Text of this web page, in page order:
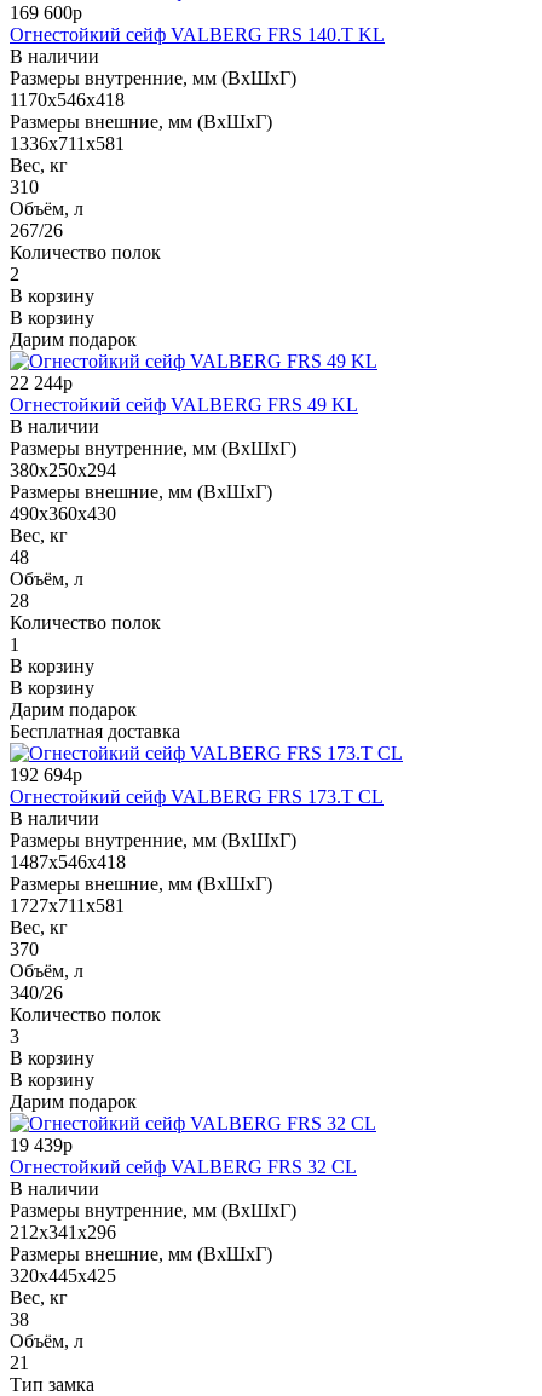
169 600р
Огнестойкий сейф VALBERG FRS 140.T KL
В наличии
Размеры внутренние, мм (ВхШхГ)
1170x546x418
Размеры внешние, мм (ВхШхГ)
1336x711x581
Вес, кг
310
Объём, л
267/26
Количество полок
2
В корзину
В корзину
Дарим подарок
22 244р
Огнестойкий сейф VALBERG FRS 49 KL
В наличии
Размеры внутренние, мм (ВхШхГ)
380x250x294
Размеры внешние, мм (ВхШхГ)
490x360x430
Вес, кг
48
Объём, л
28
Количество полок
1
В корзину
В корзину
Дарим подарок
Бесплатная доставка
192 694р
Огнестойкий сейф VALBERG FRS 173.T CL
В наличии
Размеры внутренние, мм (ВхШхГ)
1487x546x418
Размеры внешние, мм (ВхШхГ)
1727x711x581
Вес, кг
370
Объём, л
340/26
Количество полок
3
В корзину
В корзину
Дарим подарок
19 439р
Огнестойкий сейф VALBERG FRS 32 CL
В наличии
Размеры внутренние, мм (ВхШхГ)
212x341x296
Размеры внешние, мм (ВхШхГ)
320x445x425
Вес, кг
38
Объём, л
21
Тип замка